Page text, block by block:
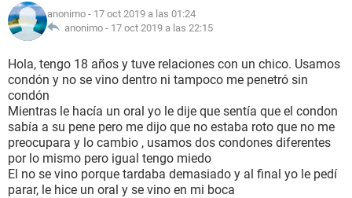
NUTRICIÓN
SEXUALIDAD
GLOSARIO
anonimo - 17 oct 2019 a las 01:24
anonimo - 17 oct 2019 a las 22:15
Hola, tengo 18 años y tuve relaciones con un chico. Usamos
condón y no se vino dentro ni tampoco me penetró sin
condón
Mientras le hacía un oral yo le dije que sentía que el condon
sabía a su pene pero me dijo que no estaba roto que no me
preocupara y lo cambio , usamos dos condones diferentes
por lo mismo pero igual tengo miedo
El no se vino porque tardaba demasiado y al final yo le pedí
parar, le hice un oral y se vino en mi boca